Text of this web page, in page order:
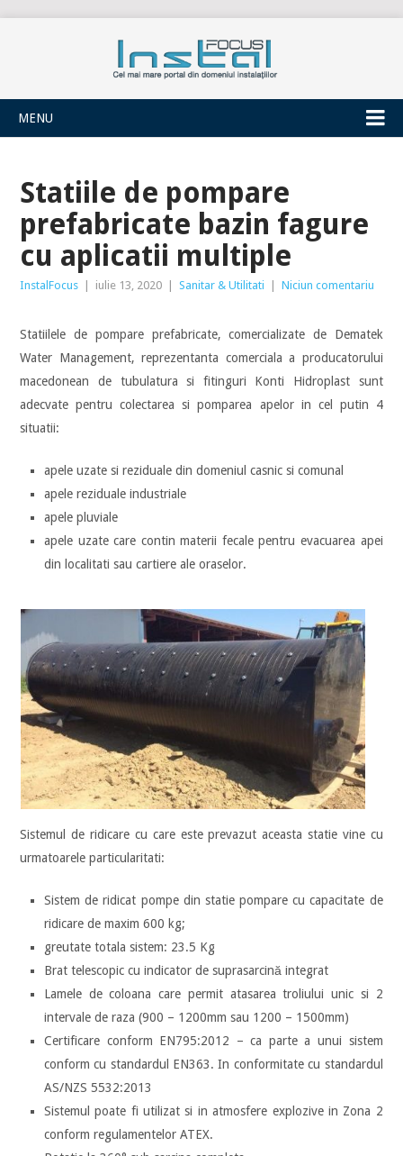
INSTALFOCUS
MENU
Statiile de pompare
prefabricate bazin fagure
cu aplicatii multiple
InstalFocus iulie 13, 2020 Sanitar & Utilitati Niciun comentariu
Statiilele de pompare prefabricate, comercializate de Dematek
Water Management, reprezentanta comerciala a producatorului
macedonean de tubulatura si fitinguri Konti Hidroplast sunt
adecvate pentru colectarea si pomparea apelor in cel putin 4
situatii:
apele uzate si reziduale din domeniul casnic si comunal
apele reziduale industriale
apele pluviale
apele uzate care contin materii fecale pentru evacuarea apei
din localitati sau cartiere ale oraselor.
Sistemul de ridicare cu care este prevazut aceasta statie vine cu
urmatoarele particularitati:
Sistem de ridicat pompe din statie pompare cu capacitate de
ridicare de maxim 600 kg;
greutate totala sistem: 23.5 Kg
Brat telescopic cu indicator de suprasarcină integrat
Lamele de coloana care permit atasarea troliului unic si 2
intervale de raza (900 – 1200mm sau 1200 – 1500mm)
Certificare conform EN795:2012 – ca parte a unui sistem
conform cu standardul EN363. In conformitate cu standardul
AS/NZS 5532:2013
Sistemul poate fi utilizat si in atmosfere explozive in Zona 2
conform regulamentelor ATEX.